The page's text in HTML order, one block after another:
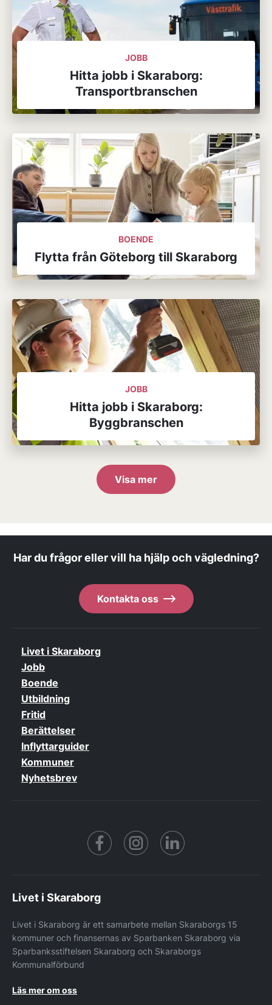
JOBB
Hitta jobb i Skaraborg:
Transportbranschen
BOENDE
Flytta från Göteborg till Skaraborg
JOBB
Hitta jobb i Skaraborg:
Byggbranschen
Visa mer
Har du frågor eller vill ha hjälp och vägledning?
Kontakta oss
Livet i Skaraborg
Jobb
Boende
Utbildning
Fritid
Berättelser
Inflyttarguider
Kommuner
Nyhetsbrev
Facebook https://
Livet i Skaraborg
Livet i Skaraborg är ett samarbete mellan Skaraborgs 15
kommuner och finansernas av Sparbanken Skaraborg via
Sparbanksstiftelsen Skaraborg och Skaraborgs
Kommunalförbund
Läs mer om oss